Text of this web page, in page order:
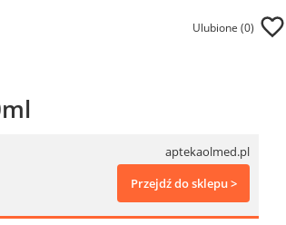
Ulubione (0)
aptekaolmed.pl
Przejdź do sklepu >